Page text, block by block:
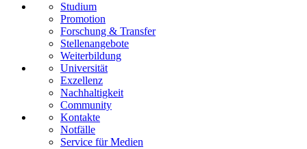
Studium
Promotion
Forschung & Transfer
Stellenangebote
Weiterbildung
Universität
Exzellenz
Nachhaltigkeit
Community
Kontakte
Notfälle
Service für Medien